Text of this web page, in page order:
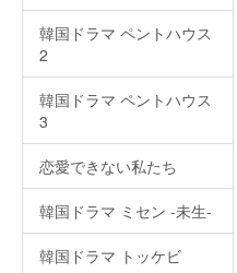
韓国ドラマ ペントハウス
2
韓国ドラマ ペントハウス
3
恋愛できない私たち
韓国ドラマ ミセン -未生-
韓国ドラマ トッケビ